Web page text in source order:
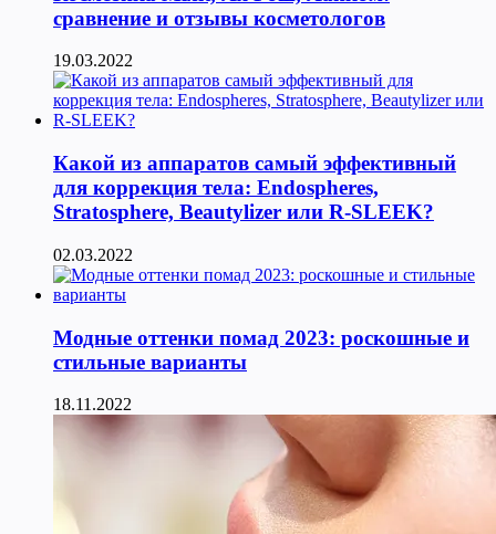
сравнение и отзывы косметологов
19.03.2022
Какой из аппаратов самый эффективный
для коррекция тела: Endospheres,
Stratosphere, Beautylizer или R-SLEEK?
02.03.2022
Модные оттенки помад 2023: роскошные и
стильные варианты
18.11.2022